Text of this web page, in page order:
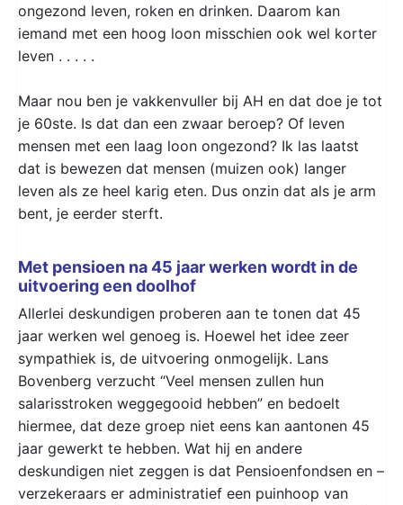
ongezond leven, roken en drinken. Daarom kan
iemand met een hoog loon misschien ook wel korter
leven . . . . .
Maar nou ben je vakkenvuller bij AH en dat doe je tot
je 60ste. Is dat dan een zwaar beroep? Of leven
mensen met een laag loon ongezond? Ik las laatst
dat is bewezen dat mensen (muizen ook) langer
leven als ze heel karig eten. Dus onzin dat als je arm
bent, je eerder sterft.
Met pensioen na 45 jaar werken wordt in de
uitvoering een doolhof
Allerlei deskundigen proberen aan te tonen dat 45
jaar werken wel genoeg is. Hoewel het idee zeer
sympathiek is, de uitvoering onmogelijk. Lans
Bovenberg verzucht “Veel mensen zullen hun
salarisstroken weggegooid hebben” en bedoelt
hiermee, dat deze groep niet eens kan aantonen 45
jaar gewerkt te hebben. Wat hij en andere
deskundigen niet zeggen is dat Pensioenfondsen en –
verzekeraars er administratief een puinhoop van